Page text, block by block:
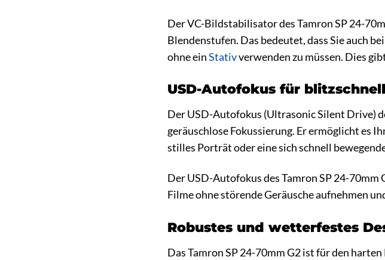
Der VC-Bildstabilisator des Tamron SP 24-
Blendenstufen. Das bedeutet, dass Sie auch
ohne einStativverwenden zu müssen. Dies
USD-Autofokus für
Der USD-Autofokus (Ultrasonic Silent Drive)
geräuschlose Fokussierung. Er ermöglicht es
stilles Porträt oder eine sich schnell
Der USD-Autofokus des Tamron SP 24-70mm
Filme ohne störende Geräusche aufnehmen
Robustes und wetterfestes
Das Tamron SP 24-70mm G2 ist für den